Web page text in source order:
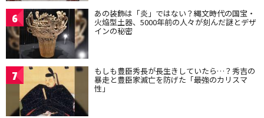
6 あの装飾は「炎」ではない？縄文時代の国宝・
火焔型土器、5000年前の人々が刻んだ謎とデザ
インの秘密
7 もしも豊臣秀長が長生きしていたら…？秀吉の
暴走と豊臣家滅亡を防げた「最強のカリスマ
性」